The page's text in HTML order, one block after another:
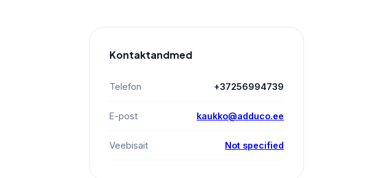
Kontaktandmed
Telefon +37256994739
E-post kaukko@adduco.ee
Veebisait Not specified